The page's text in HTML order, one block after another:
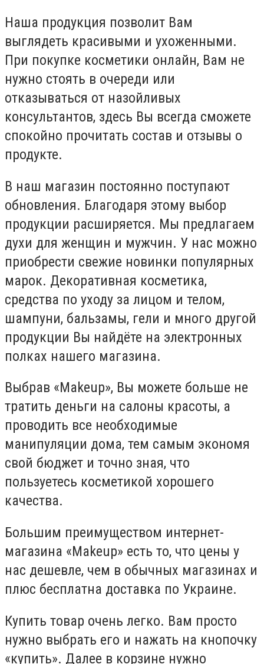
Наша продукция позволит Вам
выглядеть красивыми и ухоженными.
При покупке косметики онлайн, Вам не
нужно стоять в очереди или
отказываться от назойливых
консультантов, здесь Вы всегда сможете
спокойно прочитать состав и отзывы о
продукте.
В наш магазин постоянно поступают
обновления. Благодаря этому выбор
продукции расширяется. Мы предлагаем
духи для женщин и мужчин. У нас можно
приобрести свежие новинки популярных
марок. Декоративная косметика,
средства по уходу за лицом и телом,
шампуни, бальзамы, гели и много другой
продукции Вы найдёте на электронных
полках нашего магазина.
Выбрав «Makeup», Вы можете больше не
тратить деньги на салоны красоты, а
проводить все необходимые
манипуляции дома, тем самым экономя
свой бюджет и точно зная, что
пользуетесь косметикой хорошего
качества.
Большим преимуществом интернет-
магазина «Makeup» есть то, что цены у
нас дешевле, чем в обычных магазинах и
плюс бесплатна доставка по Украине.
Купить товар очень легко. Вам просто
нужно выбрать его и нажать на кнопочку
«купить». Далее в корзине нужно